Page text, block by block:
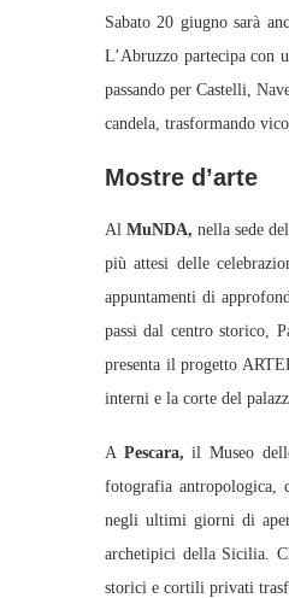
Sabato 20 giugno sarà
L’Abruzzo partecipa con
passando per Castelli,
candela, trasformando
Mostre d’arte
Al MuNDA, nella sede
più attesi delle
appuntamenti di
passi dal centro storico,
presenta il progetto
interni e la corte del
A Pescara, il Museo
fotografia antropologica,
negli ultimi giorni di
archetipici della Sicilia.
storici e cortili privati